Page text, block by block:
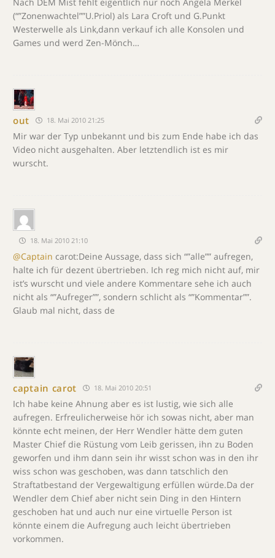
(“”Zonenwachtel””U.Priol) als Lara Croft und G.Punkt
Westerwelle als Link,dann verkauf ich alle Konsolen und
Games und werd Zen-Mönch…
out 18. Mai 2010 21:25
Mir war der Typ unbekannt und bis zum Ende habe ich das
Video nicht ausgehalten. Aber letztendlich ist es mir
wurscht.
18. Mai 2010 21:10
@Captain carot:Deine Aussage, dass sich “”alle”” aufregen,
halte ich für dezent übertrieben. Ich reg mich nicht auf, mir
ist’s wurscht und viele andere Kommentare sehe ich auch
nicht als “”Aufreger””, sondern schlicht als “”Kommentar””.
Glaub mal nicht, dass de
captain carot 18. Mai 2010 20:51
Ich habe keine Ahnung aber es ist lustig, wie sich alle
aufregen. Erfreulicherweise hör ich sowas nicht, aber man
könnte echt meinen, der Herr Wendler hätte dem guten
Master Chief die Rüstung vom Leib gerissen, ihn zu Boden
geworfen und ihm dann sein ihr wisst schon was in den ihr
wiss schon was geschoben, was dann tatschlich den
Straftatbestand der Vergewaltigung erfüllen würde.Da der
Wendler dem Chief aber nicht sein Ding in den Hintern
geschoben hat und auch nur eine virtuelle Person ist
könnte einem die Aufregung auch leicht übertrieben
vorkommen.